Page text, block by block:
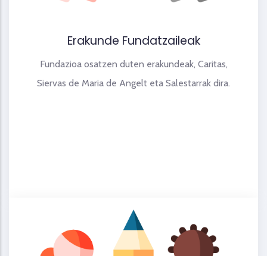
Erakunde Fundatzaileak
Fundazioa osatzen duten erakundeak, Caritas,
Siervas de Maria de Angelt eta Salestarrak dira.